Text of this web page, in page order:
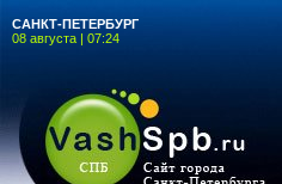
САНКТ-ПЕТЕРБУРГ
08 августа | 07:24